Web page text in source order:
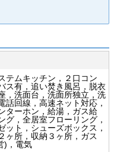
テムキッチン，２口コン
ス有，追い焚き風呂，脱衣
，洗面台，洗面所独立，洗
話回線，高速ネット対応，
ターホン，給湯，ガス給
グ，全居室フローリング，
ット，シューズボックス，
ヶ所，収納３ヶ所，ガス
)，電気